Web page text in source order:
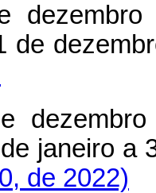
de
dezembro
janeiro a
de 2022)